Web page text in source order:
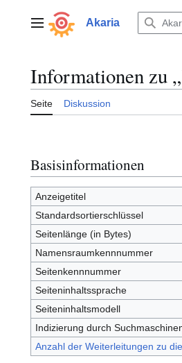
springenHauptmenüAkaria
Informationen zu
Seite Diskussion
Basisinformationen
Anzeigetitel
Standardsortierschlüssel
Seitenlänge (in Bytes)
Namensraumkennnummer
Seitenkennnummer
Seiteninhaltssprache
Seiteninhaltsmodell
Indizierung durch
Anzahl der Weiterleitungen zu